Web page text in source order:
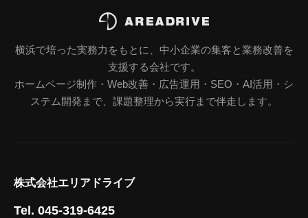
横浜で培った実務力をもとに、中小企業の集客と業務改善を
支援する会社です。
ホームページ制作・Web改善・広告運用・SEO・AI活用・シ
ステム開発まで、課題整理から実行まで伴走します。
株式会社エリアドライブ
Tel. 045-319-6425